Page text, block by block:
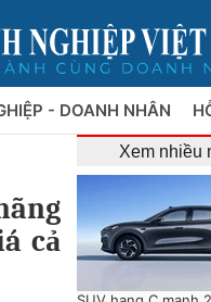
- DOANH NHÂN
cả
Xem nhiều